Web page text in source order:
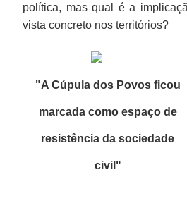
política, mas qual é a
vista concreto nos territórios?
"A Cúpula dos Povos ficou
marcada como espaço de
resistência da sociedade
civil "